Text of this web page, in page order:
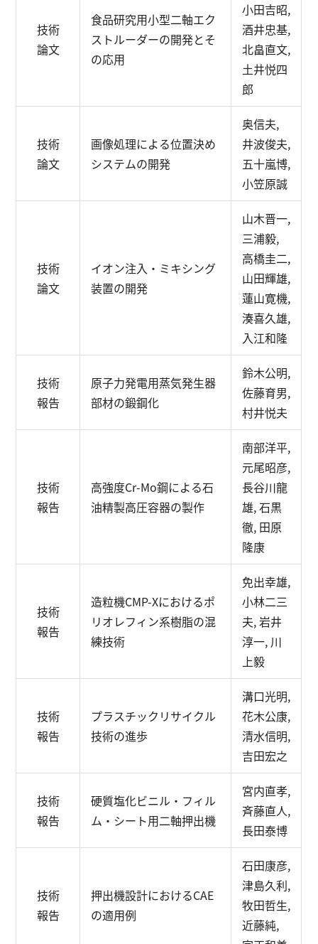
技術
論文
食品研究用小型二軸エク
ストルーダーの開発とそ
の応用
小田吉昭,
酒井忠基,
北畠直文,
土井悦四
郎
技術
論文
画像処理による位置決め
システムの開発
奥信夫,
井波俊夫,
五十嵐博,
小笠原誠
技術
論文
イオン注入・ミキシング
装置の開発
山木晋一,
三浦毅,
高橋圭二,
山田輝雄,
蓮山寛機,
湊喜久雄,
入江和隆
技術
報告
原子力発電用蒸気発生器
部材の鍛鋼化
鈴木公明,
佐藤育男,
村井悦夫
技術
報告
高強度Cr-Mo鋼による石
油精製高圧容器の製作
南部洋平,
元尾昭彦,
長谷川龍
雄, 石黒
徹, 田原
隆康
技術
報告
造粒機CMP-Xにおけるポ
リオレフィン系樹脂の混
練技術
免出幸雄,
小林二三
夫, 岩井
淳一, 川
上毅
技術
報告
プラスチックリサイクル
技術の進歩
溝口光明,
花木公康,
清水信明,
吉田宏之
技術
報告
硬質塩化ビニル・フィル
ム・シート用二軸押出機
宮内直孝,
斉藤直人,
長田泰博
技術
報告
押出機設計におけるCAE
の適用例
石田康彦,
津島久利,
牧田哲生,
近藤純,